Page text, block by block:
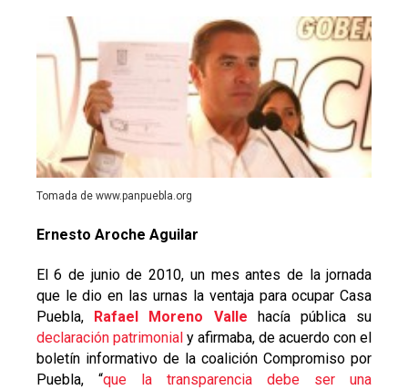
Tomada de www.panpuebla.org
Ernesto Aroche Aguilar
El 6 de junio de 2010, un mes antes de la jornada
que le dio en las urnas la ventaja para ocupar Casa
Puebla, Rafael Moreno Valle hacía pública su
declaración patrimonialy afirmaba, de acuerdo con el
boletín informativo de la coalición Compromiso por
Puebla, “que la transparencia debe ser una